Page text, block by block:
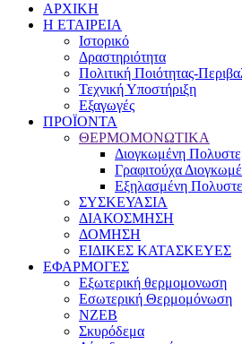
ΑΡΧΙΚΗ
Η ΕΤΑΙΡΕΙΑ
Ιστορικό
Δραστηριότητα
Πολιτική Ποιότητας-
Τεχνική Υποστήριξη
Εξαγωγές
ΠΡΟΪΟΝΤΑ
ΘΕΡΜΟΜΟΝΩΤΙΚΑ
Διογκωμένη
Γραφιτούχα
Εξηλασμένη
ΣΥΣΚΕΥΑΣΙΑ
ΔΙΑΚΟΣΜΗΣΗ
ΔΟΜΗΣΗ
ΕΙΔΙΚΕΣ ΚΑΤΑΣΚΕΥΕΣ
ΕΦΑΡΜΟΓΕΣ
Eξωτερική θερμομονωση
Εσωτερική Θερμομόνωση
ΝΖΕΒ
Σκυρόδεμα